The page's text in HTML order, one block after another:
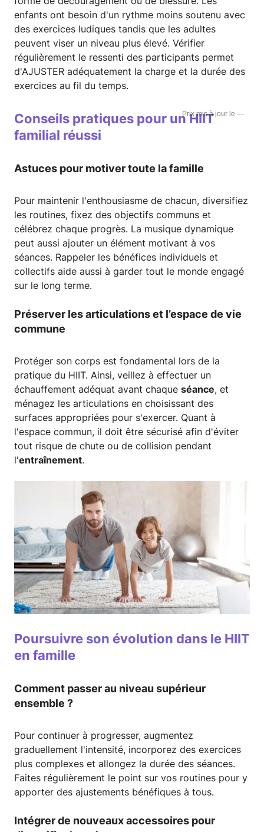
enfants ont besoin d'un rythme moins soutenu avec
des exercices ludiques tandis que les adultes
peuvent viser un niveau plus élevé. Vérifier
régulièrement le ressenti des participants permet
d'AJUSTER adéquatement la charge et la durée des
exercices au fil du temps.
—
Conseils pratiques pour unHIIT
familial réussi
Astuces pour motiver toute la famille
Pour maintenir l'enthousiasme de chacun, diversifiez
les routines, fixez des objectifs communs et
célébrez chaque progrès. La musique dynamique
peut aussi ajouter un élément motivant à vos
séances. Rappeler les bénéfices individuels et
collectifs aide aussi à garder tout le monde engagé
sur le long terme.
Préserver les articulationset l’espace de vie
commune
Protéger son corps est fondamental lors de la
pratique du HIIT. Ainsi, veillez à effectuer un
échauffement adéquat avant chaque séance, et
ménagez les articulations en choisissant des
surfaces appropriées pour s'exercer. Quant à
l'espace commun, il doit être sécurisé afin d'éviter
tout risque de chute ou de collision pendant
l'entraînement.
Poursuivre son évolution dans le HIIT
en famille
Comment passer au niveau supérieur
ensemble ?
Pour continuer à progresser, augmentez
graduellement l'intensité, incorporez des exercices
plus complexes et allongez la durée des séances.
Faites régulièrement le point sur vos routines pour y
apporter des ajustements bénéfiques à tous.
Intégrer de nouveaux accessoires pour